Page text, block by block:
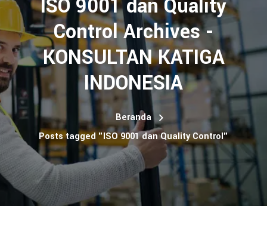
ISO 9001 dan Quality
Control Archives -
KONSULTAN KATIGA
INDONESIA
Beranda
Posts tagged "ISO 9001 dan Quality Control"